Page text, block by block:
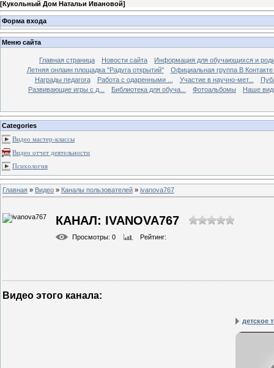
[Кукольный Дом Натальи Ивановой]
Форма входа
Меню сайта
Главная страница Новости сайта
Информация для обучающихся и
Летняя онлаин площадка "Радуга открытий"
Официальная группа В
Награды педагога
Работа с одаренными ... Участие в научно-мет...
Развивающие игры с д...
Библиотека для обуча... Фотоальбомы Наше
Categories
Видео мастер-классы
Видео отчет деятельности
Психология
Главная » Видео » Каналы пользователей » ivanova767
КАНАЛ: IVANOVA767
Просмотры: 0 Рейтинг:
Видео этого канала:
детское